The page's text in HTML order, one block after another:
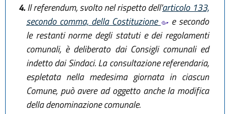
4.Il referendum, svolto nel rispetto dell'articolo 133,
secondo comma, della Costituzione
e secondo
le restanti norme degli statuti e dei regolamenti
comunali, è deliberato dai Consigli comunali ed
indetto dai Sindaci. La consultazione referendaria,
espletata nella medesima giornata in ciascun
Comune, può avere ad oggetto anche la modifica
della denominazione comunale.